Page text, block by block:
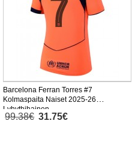
Barcelona Ferran Torres #7
Kolmaspaita Naiset 2025-26
Lyhythihainen
99.38€ 31.75€